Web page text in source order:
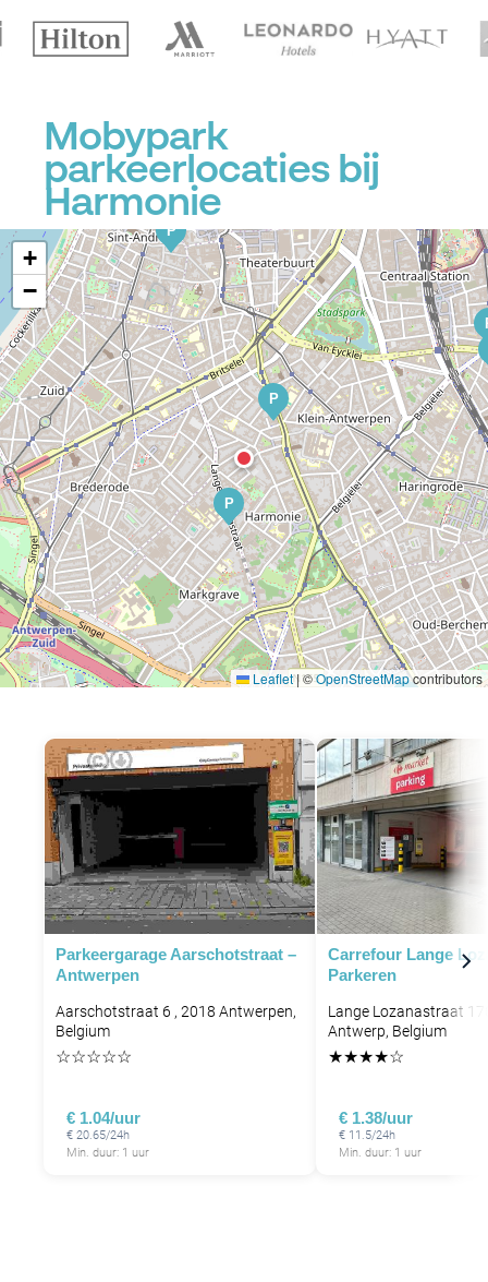
Mobypark
parkeerlocaties bij
Harmonie
P
P
P
+
−
Leaflet|©OpenStreetMapcontributors
Parkeergarage Aarschotstraat –
Antwerpen
Aarschotstraat 6 , 2018 Antwerpen,
Belgium
☆☆☆☆☆
€ 1.04/uur
€ 20.65/24h
Min. duur: 1 uur
Carrefour Lange
Parkeren
Lange Lozanastraat
Antwerp, Belgium
★★★★☆
€ 1.38/uur
€ 11.5/24h
Min. duur: 1 uur